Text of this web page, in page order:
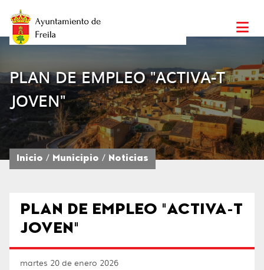
PLAN DE EMPLEO "ACTIVA-T
JOVEN"
Inicio Municipio Noticias
PLAN DE EMPLEO "ACTIVA-T
JOVEN"
martes 20 de enero 2026